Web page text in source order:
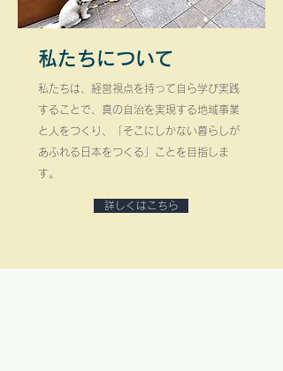
私たちについて
私たちは、経営視点を持って自ら学び実践
することで、真の自治を実現する地域事業
と人をつくり、
「そこにしかない暮らしが
あふれる日本をつくる」ことを 目指しま
す。
詳しくはこちら